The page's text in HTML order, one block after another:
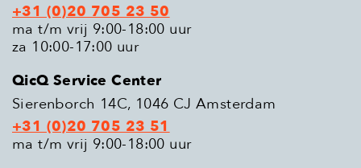
+31 (0)20 705 23 50
ma t/m vrij 9:00-18:00 uur
za 10:00-17:00 uur
QicQ Service Center
Sierenborch 14C, 1046 CJ Amsterdam
+31 (0)20 705 23 51
ma t/m vrij 9:00-18:00 uur